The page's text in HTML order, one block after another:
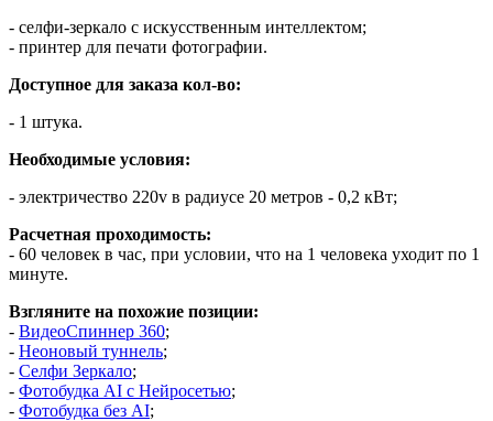
- селфи-зеркало с искусственным интеллектом;
- принтер для печати фотографии.
Доступное для заказа кол-во:
- 1 штука.
Необходимые условия:
- электричество 220v в радиусе 20 метров - 0,2 кВт;
Расчетная проходимость:
- 60 человек в час, при условии, что на 1 человека уходит по 1
минуте.
Взгляните на похожие позиции:
- ВидеоСпиннер 360;
- Неоновый туннель;
- Селфи Зеркало;
- Фотобудка AI с Нейросетью;
- Фотобудка без AI;